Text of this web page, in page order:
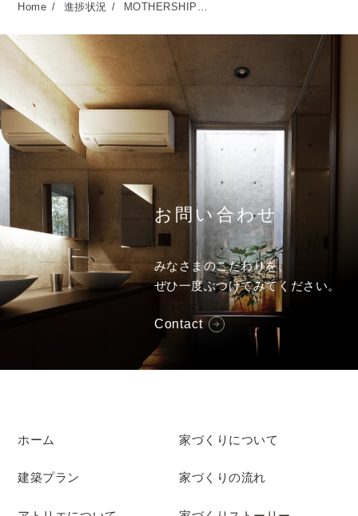
Home 進捗状況 MOTHERSHIP…
お問い合わせ
みなさまのこだわりを、
ぜひ一度ぶつけてみてください。
Contact
ホーム 家づくりについて
建築プラン 家づくりの流れ